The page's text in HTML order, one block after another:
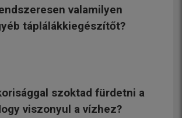
valamilyen
táplálákkiegészítőt?
szoktad fürdetni a
viszonyul a vízhez?